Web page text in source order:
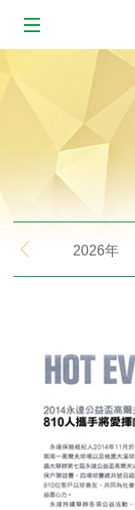
業務發展
MDRT
新聞中心
公益活動
網站連結
聯絡我們
2026年